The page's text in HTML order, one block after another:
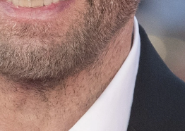
WhatsappFacebook
X
en la mejor
que